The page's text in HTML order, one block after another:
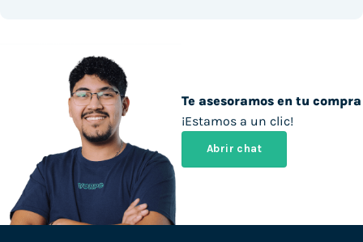
Te asesoramos en tu compra
¡Estamos a un clic!
Abrir chat